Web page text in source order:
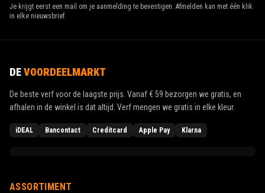
Je krijgt eerst een mail om je aanmelding te bevestigen. Afmelden kan met één klik
in elke nieuwsbrief.
DEVOORDEELMARKT
De beste verf voor de laagste prijs. Vanaf€ 59 bezorgen we gratis, en
afhalen in de winkel is dat altijd. Verf mengen we gratis in elke kleur.
iDEAL Bancontact Creditcard Apple Pay Klarna
ASSORTIMENT